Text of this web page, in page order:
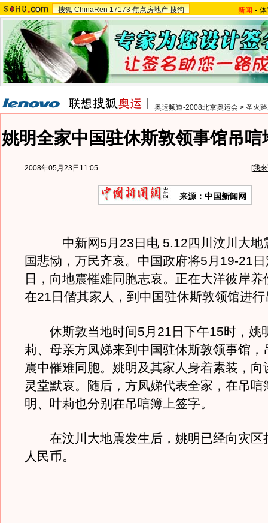
搜狐 ChinaRen 17173 焦点房地产 搜狗 新闻 -
奥运频道-2008北京奥运会 > 圣火
姚明全家中国驻休斯敦领事馆吊唁
2008年05月23日11:05 [我
来源：中国新闻网
中新网5月23日电 5.12四川汶川大地
国悲恸，万民齐哀。中国政府将5月19-21
日，向地震罹难同胞志哀。正在大洋彼岸养
在21日偕其家人，到中国驻休斯敦领馆进
休斯敦当地时间5月21日下午15时，姚
莉、母亲方凤娣来到中国驻休斯敦领事馆，
震中罹难同胞。姚明及其家人身着素装，向
灵堂默哀。随后，方凤娣代表全家，在吊唁
明、叶莉也分别在吊唁簿上签字。
在汶川大地震发生后，姚明已经向灾区
人民币。